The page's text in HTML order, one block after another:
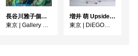
長谷川雅子個展「終わりなき森の美術館」
東京
Gallery MUMON
増井 萌 Upside-Down
東京
DiEGO表参道